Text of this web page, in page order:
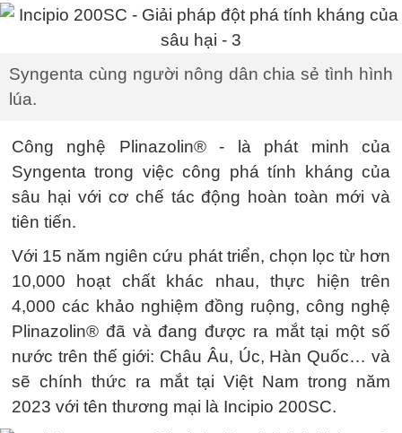
Syngenta cùng người nông dân chia sẻ tình hình
lúa.
Công nghệ Plinazolin® - là phát minh của
Syngenta trong việc công phá tính kháng của
sâu hại với cơ chế tác động hoàn toàn mới và
tiên tiến.
Với 15 năm ngiên cứu phát triển, chọn lọc từ hơn
10,000 hoạt chất khác nhau, thực hiện trên
4,000 các khảo nghiệm đồng ruộng, công nghệ
Plinazolin® đã và đang được ra mắt tại một số
nước trên thế giới: Châu Âu, Úc, Hàn Quốc… và
sẽ chính thức ra mắt tại Việt Nam trong năm
2023 với tên thương mại là Incipio 200SC.